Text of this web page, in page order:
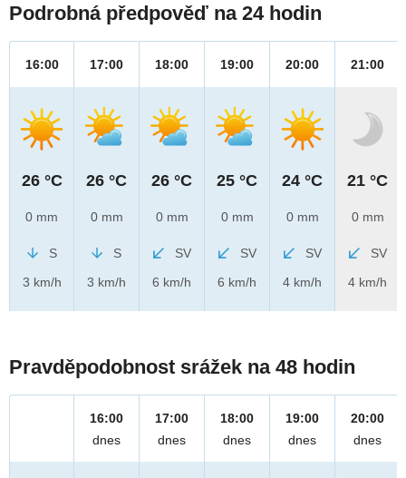
Podrobná předpověď na 24 hodin
16:00
26 °C
0 mm
S
3 km/h
17:00
26 °C
0 mm
S
3 km/h
18:00
26 °C
0 mm
SV
6 km/h
19:00
25 °C
0 mm
SV
6 km/h
20:00
24 °C
0 mm
SV
4 km/h
21:00
21 °C
0 mm
SV
4 km/h
Pravděpodobnost srážek na 48 hodin
16:00
dnes
17:00
dnes
18:00
dnes
19:00
dnes
20:00
dnes